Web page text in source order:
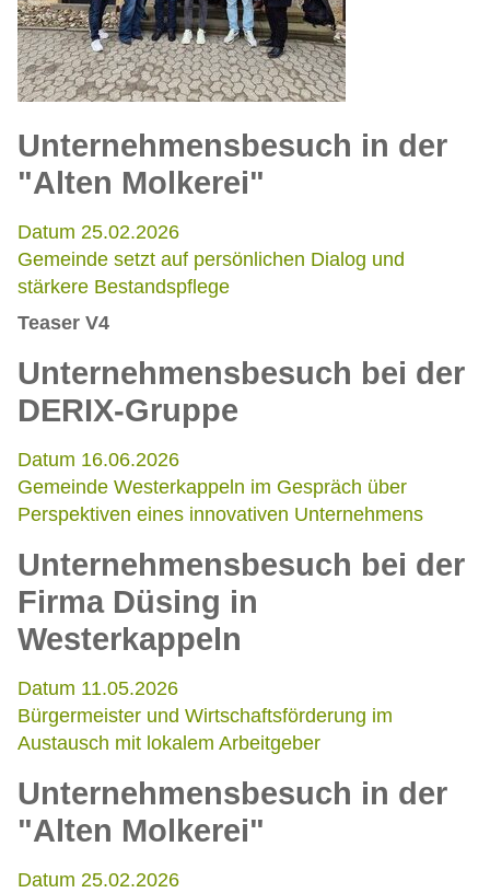
Unternehmensbesuch in der
"Alten Molkerei"
Datum 25.02.2026
Gemeinde setzt auf persönlichen Dialog und
stärkere Bestandspflege
Teaser V4
Unternehmensbesuch bei der
DERIX-Gruppe
Datum 16.06.2026
Gemeinde Westerkappeln im Gespräch über
Perspektiven eines innovativen Unternehmens
Unternehmensbesuch bei der
Firma Düsing in
Westerkappeln
Datum 11.05.2026
Bürgermeister und Wirtschaftsförderung im
Austausch mit lokalem Arbeitgeber
Unternehmensbesuch in der
"Alten Molkerei"
Datum 25.02.2026